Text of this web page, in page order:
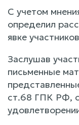
С учетом
определил
явке
Заслушав
письменные
ст.68 ГПК РФ,